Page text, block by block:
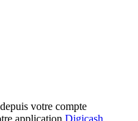
votre compte